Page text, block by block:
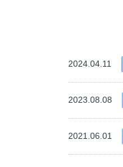
2024.04.11
2023.08.08
2021.06.01